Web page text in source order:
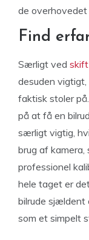
de overhovedet
Find
Særligt ved
desuden
faktisk stoler
på at få en
særligt vigtig,
brug af kamera,
professionel
hele taget er
bilrude sjældent
som et simpelt